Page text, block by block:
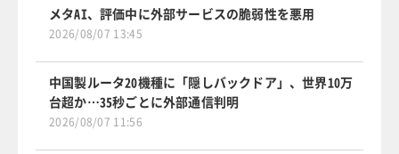
メタAI、評価中に外部サービスの脆弱性を悪用
2026/08/07 13:45
中国製ルータ20機種に「隠しバックドア」、世界10万
台超か…35秒ごとに外部通信判明
2026/08/07 11:56